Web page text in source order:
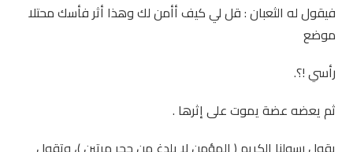
فيقول له الثعبان : قل لي كيف أأمن لك وهذا أثر فأسك محتلا
موضع
رأسي !؟.
ثم يعضه عضة يموت على إثرها .